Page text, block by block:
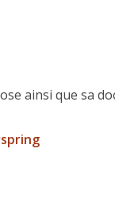
ainsi que sa